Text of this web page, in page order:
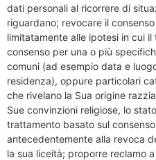
dati personali al ricorrere di
riguardano; revocare il
limitatamente alle ipotesi in cui
consenso per una o più
comuni (ad esempio data e
residenza), oppure particolari
che rivelano la Sua origine
Sue convinzioni religiose, lo
trattamento basato sul
antecedentemente alla revoca
la sua liceità; proporre reclamo